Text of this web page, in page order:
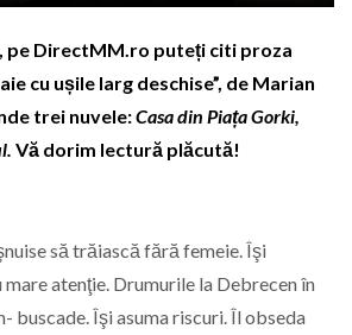
pe DirectMM.ro puteți citi proza
cu ușile larg deschise”, de Marian
trei nuvele:Casa din Piața Gorki,
Vă dorim lectură plăcută!
să trăiască fără femeie. Îşi
atenţie. Drumurile la Debrecen în
buscade. Îşi asuma riscuri. Îl obseda